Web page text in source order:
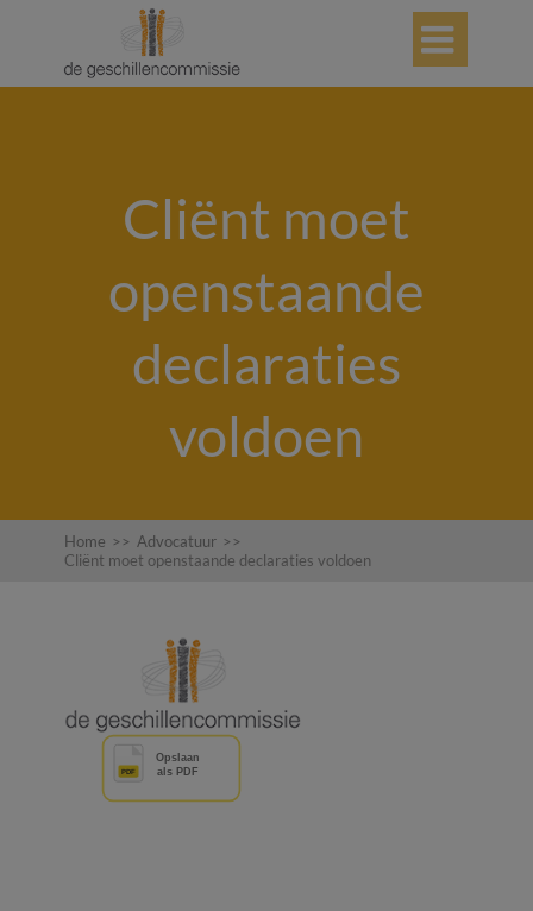

Cliënt moet
openstaande
declaraties
voldoen
Home >> Advocatuur >>
Cliënt moet openstaande declaraties voldoen